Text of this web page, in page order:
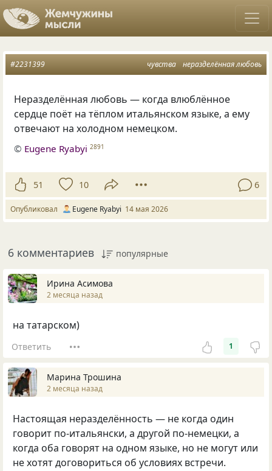
чувства неразделённая любовь
#2231399
Неразделённая любовь — когда влюблённое
сердце поёт на тёплом итальянском языке, а ему
отвечают на холодном немецком.
© Eugene Ryabyi 2891
51 10 6
Опубликовал Eugene Ryabyi 14 мая 2026
6 комментариев популярные
Ирина Асимова
2 месяца назад
на татарском)
Ответить 1
Марина Трошина
2 месяца назад
Настоящая неразделённость — не когда один
говорит по-итальянски, а другой по-немецки, а
когда оба говорят на одном языке, но не могут или
не хотят договориться об условиях встречи.